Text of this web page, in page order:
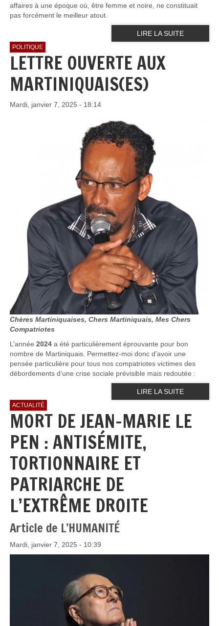
affaires à une époque où, être femme et noire, ne constituait
pas forcément le meilleur atout.
LIRE LA SUITE
POLITIQUE
LETTRE OUVERTE AUX
MARTINIQUAIS(ES)
Mardi, janvier 7, 2025 - 18:14
Chères Martiniquaises, Chers Martiniquais, Mes Chers
Compatriotes
L’année 2024 a été particulièrement éprouvante pour bon
nombre de Martiniquais. Permettez-moi donc d’avoir une
pensée particulière pour tous nos compatriotes victimes des
débordements d’une crise sociale prévisible mais redoutée :
LIRE LA SUITE
ACTUALITÉ
MORT DE JEAN-MARIE LE
PEN : ANTISÉMITE,
TORTIONNAIRE ET
PATRIARCHE DE
L’EXTRÊME DROITE
Article de L’HUMANITÉ
Mardi, janvier 7, 2025 - 10:39